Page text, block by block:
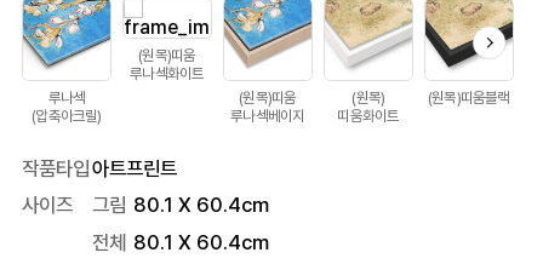
루나섹
(압축아크릴)
(원목)띠움
루나섹화이트
(원목)띠움
루나섹베이지
(원목)
띠움화이트
(원목)띠움블랙
작품타입아트프린트
사이즈
그림 80.1 X 60.4cm
전체 80.1 X 60.4cm